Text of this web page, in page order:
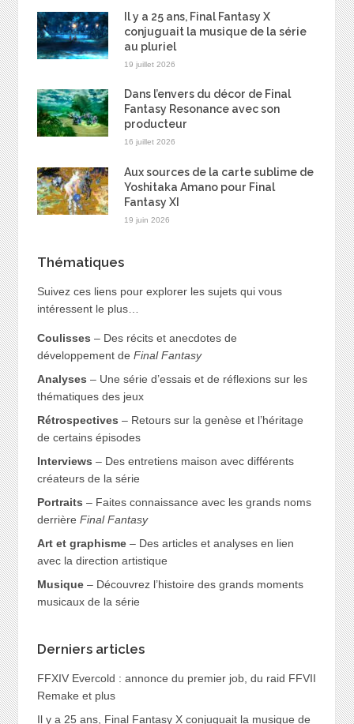
Il y a 25 ans, Final Fantasy X
conjuguait la musique de la série
au pluriel
19 juillet 2026
Dans l’envers du décor de Final
Fantasy Resonance avec son
producteur
16 juillet 2026
Aux sources de la carte sublime de
Yoshitaka Amano pour Final
Fantasy XI
19 juin 2026
Thématiques
Suivez ces liens pour explorer les sujets qui vous
intéressent le plus…
Coulisses – Des récits et anecdotes de
développement de Final Fantasy
Analyses – Une série d’essais et de réflexions sur les
thématiques des jeux
Rétrospectives – Retours sur la genèse et l’héritage
de certains épisodes
Interviews – Des entretiens maison avec différents
créateurs de la série
Portraits – Faites connaissance avec les grands noms
derrière Final Fantasy
Art et graphisme– Des articles et analyses en lien
avec la direction artistique
Musique– Découvrez l’histoire des grands moments
musicaux de la série
Derniers articles
FFXIV Evercold : annonce du premier job, du raid FFVII
Remake et plus
Il y a 25 ans, Final Fantasy X conjuguait la musique de